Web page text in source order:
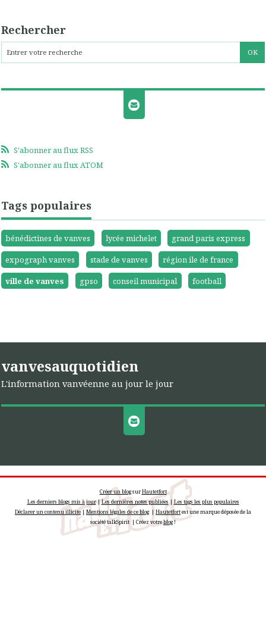
Rechercher
S'abonner au flux RSS
S'abonner au flux ATOM
Tags populaires
bénédictines de vanves lycée michelet
grand paris express
expograph vanves
stade de vanves
région ile de france
ville de vanves
gpso conseil municipal football
vanvesauquotidien
L'information vanvéenne au jour le jour
Créer un blogsurHautetfort
Les derniers blogs mis à jour|Les dernières notes publiées |Les tags les plus populaires
Déclarer un contenu illicite|Mentions légales de ce blog| Hautetfortest une marque déposée de la
société talkSpirit | Créez votreblog!